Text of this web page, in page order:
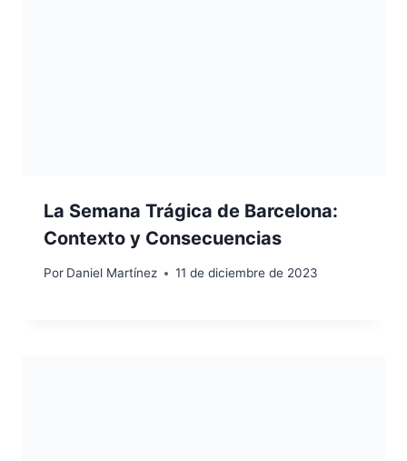
La Semana Trágica de Barcelona:
Contexto y Consecuencias
Por Daniel Martínez 11 de diciembre de 2023